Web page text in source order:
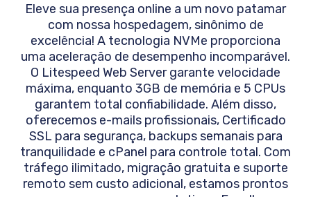
Eleve sua presença online a um novo patamar
com nossa hospedagem, sinônimo de
excelência! A tecnologia NVMe proporciona
uma aceleração de desempenho incomparável.
O Litespeed Web Server garante velocidade
máxima, enquanto 3GB de memória e 5 CPUs
garantem total confiabilidade. Além disso,
oferecemos e-mails profissionais, Certificado
SSL para segurança, backups semanais para
tranquilidade e cPanel para controle total. Com
tráfego ilimitado, migração gratuita e suporte
remoto sem custo adicional, estamos prontos